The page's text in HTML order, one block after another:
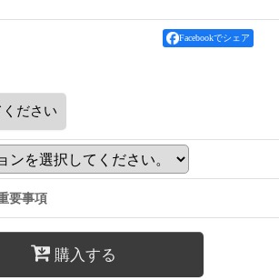
Facebookでシェア
ださい
要事項
購入する